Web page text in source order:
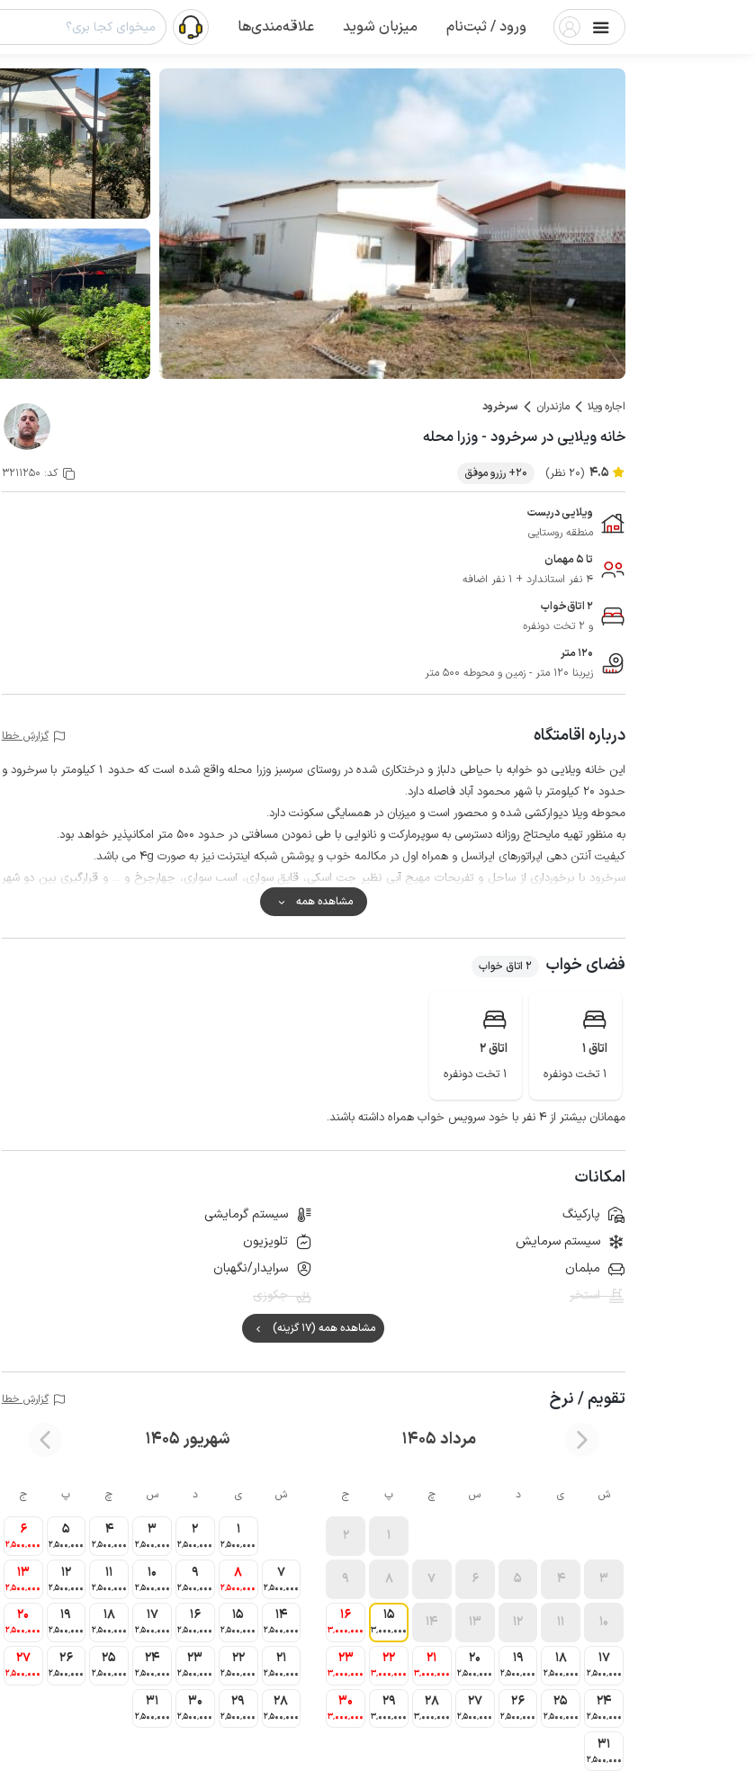
ورود / ثبت‌نام میزبان شوید علاقه‌مندی‌ها
اجاره ویلا مازندران سرخرود
خانه ویلایی در سرخرود - وزرا محله
4.5 (20 نظر) 20+ رزرو موفق کد: 3211250
ویلایی دربست
منطقه روستایی
تا 5 مهمان
4 نفر استاندارد + 1 نفر اضافه
2 اتاق‌خواب
و 2 تخت دونفره
120 متر
زیربنا 120 متر - زمین و محوطه 500 متر
درباره اقامتگاه گزارش خطا
این خانه ویلایی دو خوابه با حیاطی دلباز و درختکاری شده در روستای سرسبز وزرا محله واقع شده است که حدود 1 کیلومتر با سرخرود و
حدود 20 کیلومتر با شهر محمود آباد فاصله دارد.
محوطه ویلا دیوارکشی شده و محصور است و میزبان در همسایگی سکونت دارد.
به منظور تهیه مایحتاج روزانه دسترسی به سوپرمارکت و نانوایی با طی نمودن مسافتی در حدود 500 متر امکانپذیر خواهد بود.
کیفیت آنتن دهی اپراتورهای ایرانسل و همراه اول در مکالمه خوب و پوشش شبکه اینترنت نیز به صورت 4g می باشد.
سرخرود با برخورداری از ساحل و تفریحات مهیج آبی نظیر جت اسکی، قایق سواری، اسب سواری، چهارچرخ و ... و قرارگیری بین دو شهر
محمودآباد و فریدونکنار انتخاب مناسبی جهت اقامت و دسترسی به جاذبه های اطراف است.
مشاهده همه
فضای خواب 2 اتاق خواب
اتاق 1
1 تخت دونفره
اتاق 2
1 تخت دونفره
مهمانان بیشتر از ۴ نفر با خود سرویس خواب همراه داشته باشند.
امکانات
پارکینگ
سیستم گرمایشی
سیستم سرمایش
تلویزیون
مبلمان
سرایدار/نگهبان
استخر
جکوزی
مشاهده همه (17 گزینه)
تقویم / نرخ گزارش خطا
مرداد 1405 شهریور 1405
ش ی د س چ پ ج
1
2
3
4
5
6
7
8
9
10
11
12
13
14
15
3٬000٬000
16
3٬000٬000
17
2٬500٬000
18
2٬500٬000
19
2٬500٬000
20
2٬500٬000
21
3٬000٬000
22
3٬000٬000
23
3٬000٬000
24
2٬500٬000
25
2٬500٬000
26
2٬500٬000
27
2٬500٬000
28
3٬000٬000
29
3٬000٬000
30
3٬000٬000
31
2٬500٬000
ش ی د س چ پ ج
1
2٬500٬000
2
2٬500٬000
3
2٬500٬000
4
2٬500٬000
5
2٬500٬000
6
2٬500٬000
7
2٬500٬000
8
2٬500٬000
9
2٬500٬000
10
2٬500٬000
11
2٬500٬000
12
2٬500٬000
13
2٬500٬000
14
2٬500٬000
15
2٬500٬000
16
2٬500٬000
17
2٬500٬000
18
2٬500٬000
19
2٬500٬000
20
2٬500٬000
21
2٬500٬000
22
2٬500٬000
23
2٬500٬000
24
2٬500٬000
25
2٬500٬000
26
2٬500٬000
27
2٬500٬000
28
2٬500٬000
29
2٬500٬000
30
2٬500٬000
31
2٬500٬000